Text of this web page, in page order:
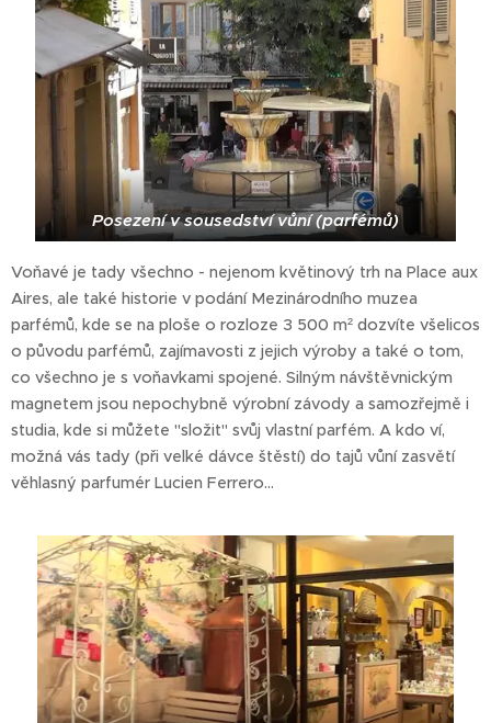
Posezení v sousedství vůní (parfémů)
Voňavé je tady všechno - nejenom květinový trh na Place aux
Aires, ale také historie v podání Mezinárodního muzea
parfémů, kde se na ploše o rozloze 3 500 m² dozvíte všelicos
o původu parfémů, zajímavosti z jejich výroby a také o tom,
co všechno je s voňavkami spojené. Silným návštěvnickým
magnetem jsou nepochybně výrobní závody a samozřejmě i
studia, kde si můžete "složit" svůj vlastní parfém. A kdo ví,
možná vás tady (při velké dávce štěstí) do tajů vůní zasvětí
věhlasný parfumér Lucien Ferrero...